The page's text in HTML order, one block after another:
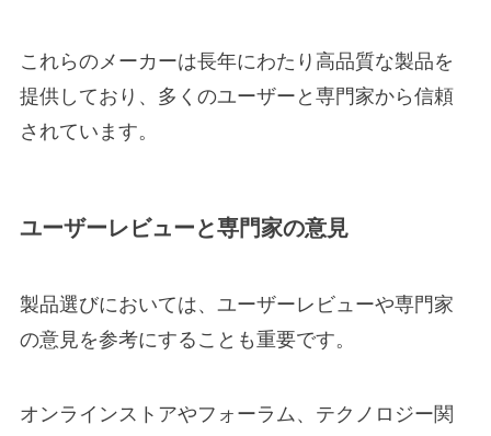
これらのメーカーは長年にわたり高品質な製品を
提供しており、多くのユーザーと専門家から信頼
されています。
ユーザーレビューと専門家の意見
製品選びにおいては、ユーザーレビューや専門家
の意見を参考にすることも重要です。
オンラインストアやフォーラム、テクノロジー関